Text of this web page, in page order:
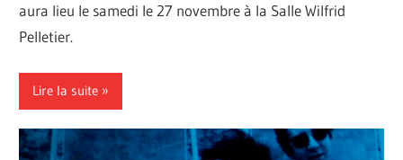
aura lieu le samedi le 27 novembre à la Salle Wilfrid
Pelletier.
Lire la suite